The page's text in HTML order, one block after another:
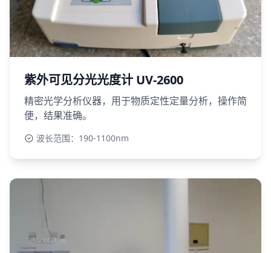
紫外可见分光光度计 UV-2600
精密光学分析仪器，用于物质定性定量分析，操作简
便，结果准确。
波长范围：190-1100nm